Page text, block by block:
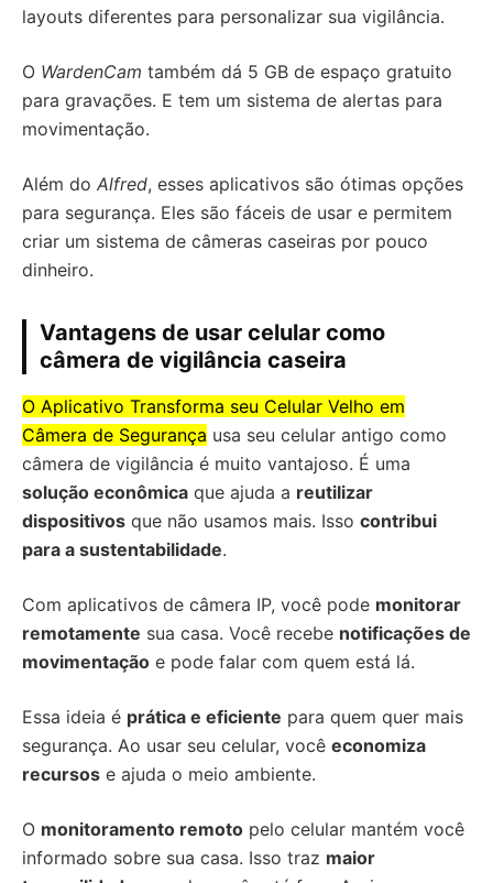
layouts diferentes para personalizar sua vigilância.
O WardenCam também dá 5 GB de espaço gratuito
para gravações. E tem um sistema de alertas para
movimentação.
Além do Alfred, esses aplicativos são ótimas opções
para segurança. Eles são fáceis de usar e permitem
criar um sistema de câmeras caseiras por pouco
dinheiro.
Vantagens de usar celular como
câmera de vigilância caseira
O Aplicativo Transforma seu Celular Velho em
Câmera de Segurança usa seu celular antigo como
câmera de vigilância é muito vantajoso. É uma
solução econômica que ajuda a reutilizar
dispositivos que não usamos mais. Isso contribui
para a sustentabilidade.
Com aplicativos de câmera IP, você pode monitorar
remotamente sua casa. Você recebe notificações de
movimentação e pode falar com quem está lá.
Essa ideia é prática e eficiente para quem quer mais
segurança. Ao usar seu celular, você economiza
recursos e ajuda o meio ambiente.
O monitoramento remoto pelo celular mantém você
informado sobre sua casa. Isso traz maior